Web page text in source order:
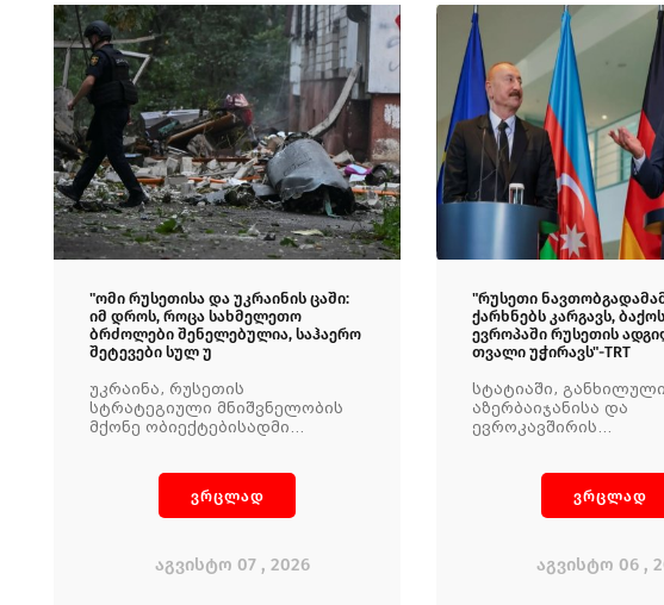
"ომი რუსეთისა და უკრაინის ცაში:
იმ დროს, როცა სახმელეთო
ბრძოლები შენელებულია, საჰაერო
შეტევები სულ უ
უკრაინა, რუსეთის
სტრატეგიული მნიშვნელობის
მქონე ობიექტებისადმი
ბომბავენ როგორც
ნავთობგადამამუშავებელ
ნავთობტერმინალებს, ასევე
ვრცლად
აგვისტო 07 , 2026
"რუსეთი
ქარხნებს კარგავს,
ევროპაში რუსეთის
თვალი უჭირავს"-TRT
სტატიაში,
აზერბაიჯანისა და
ევროკავშირის
რუსეთ-უკრაინის ომის
ვრცლად
აგვისტო 06 ,